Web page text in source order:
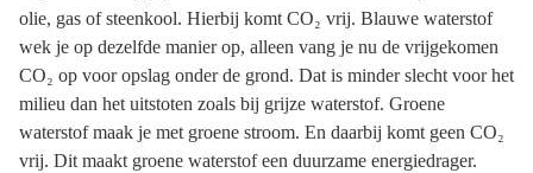
olie, gas of steenkool. Hierbij komt CO₂ vrij. Blauwe waterstof
wek je op dezelfde manier op, alleen vang je nu de vrijgekomen
CO₂ op voor opslag onder de grond. Dat is minder slecht voor het
milieu dan het uitstoten zoals bij grijze waterstof. Groene
waterstof maak je met groene stroom. En daarbij komt geen CO₂
vrij. Dit maakt groene waterstof een duurzame energiedrager.